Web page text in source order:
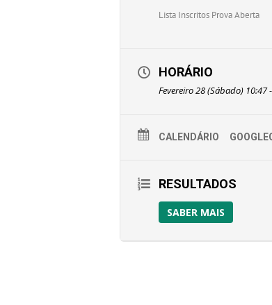
Lista Inscritos Prova Aberta
HORÁRIO
Fevereiro 28 (Sábado)
CALENDÁRIO
RESULTADOS
SABER MAIS